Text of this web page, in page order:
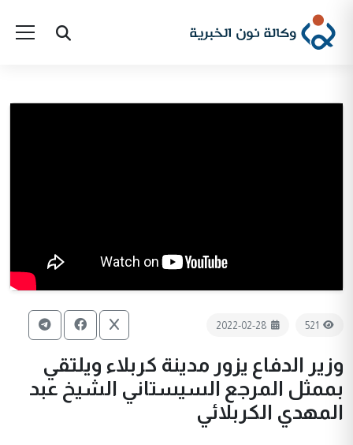
521
2022-02-28
وزير الدفاع يزور مدينة كربلاء ويلتقي
بممثل المرجع السيستاني الشيخ عبد
المهدي الكربلائي